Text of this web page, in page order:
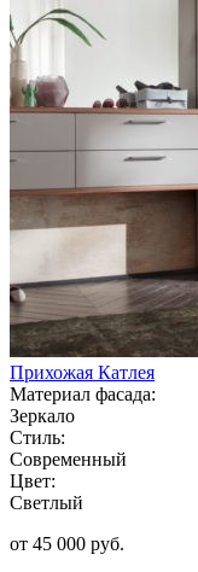
Прихожая Катлея
Материал фасада:
Зеркало
Стиль:
Современный
Цвет:
Светлый
от 45 000 руб.